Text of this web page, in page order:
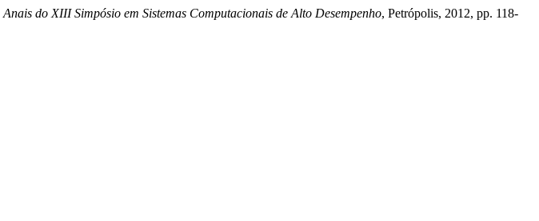
Anais do XIII Simpósio em Sistemas Computacionais de Alto Desempenho, Petrópolis, 2012, pp. 118-